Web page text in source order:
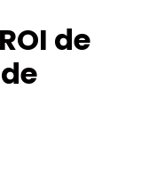
de